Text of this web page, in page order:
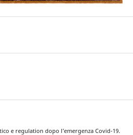
e regulation dopo l’emergenza Covid-19.